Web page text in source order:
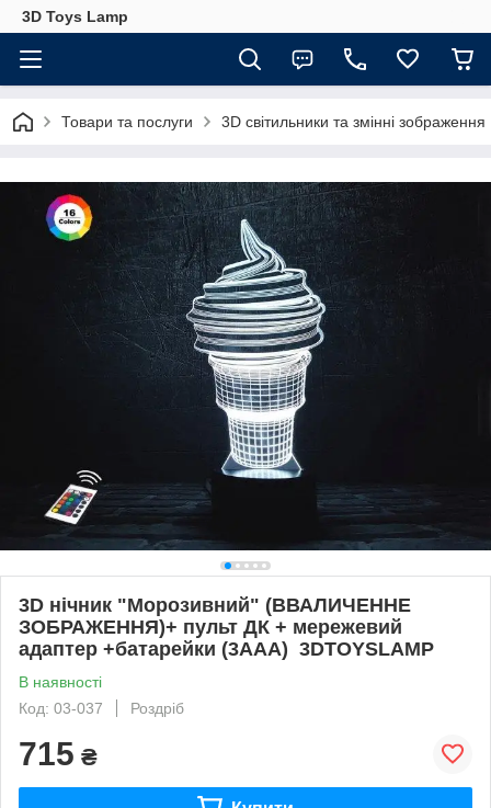
3D Toys Lamp
Товари та послуги 3D світильники та змінні зображення
3D нічник "Морозивний" (ВВАЛИЧЕННЕ
ЗОБРАЖЕННЯ)+ пульт ДК + мережевий
адаптер +батарейки (3ААА) 3DTOYSLAMP
В наявності
Код: 03-037
Роздріб
715 ₴